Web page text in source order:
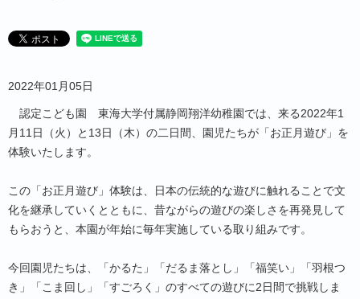
2022年01月05日
認定こども園 東海大学付属静岡翔洋幼稚園では、来る2022年1
月11日（火）と13日（木）の二日間、園児たちが「お正月遊び」を
体験いたします。
この「お正月遊び」体験は、日本の伝統的な遊びに触れることで文
化を継承していくとともに、昔ながらの遊びの楽しさを再発見して
もらおうと、本園が年始に毎年実施している取り組みです。
今回園児たちは、「かるた」「だるま落とし」「福笑い」「羽根つ
き」「こま回し」「すごろく」のすべての遊びに2日間で挑戦しま